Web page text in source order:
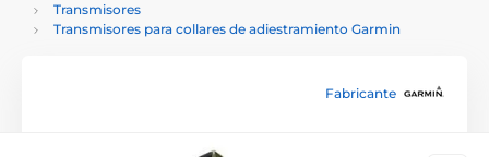
Transmisores
Transmisores para collares de adiestramiento Garmin
Fabricante